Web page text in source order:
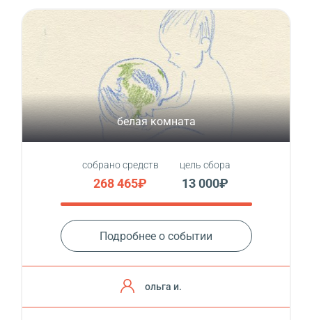
белая комната
собрано средств
268 465₽
цель сбора
13 000₽
Подробнее о событии
ольга и.